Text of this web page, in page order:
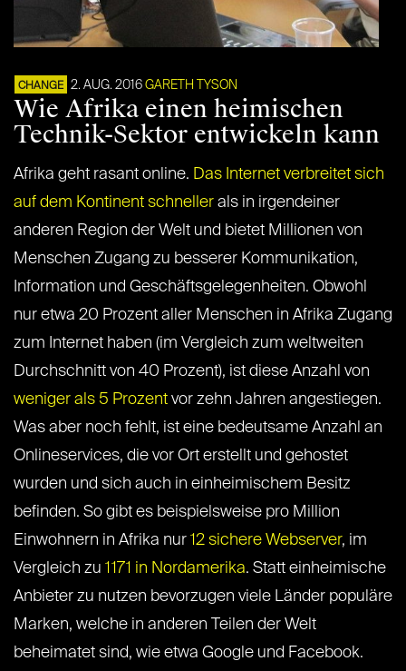
CHANGE 2. AUG. 2016 GARETH TYSON
Wie Afrika einen heimischen
Technik-Sektor entwickeln kann
Afrika geht rasant online. Das Internet verbreitet sich
auf dem Kontinent schneller als in irgendeiner
anderen Region der Welt und bietet Millionen von
Menschen Zugang zu besserer Kommunikation,
Information und Geschäftsgelegenheiten. Obwohl
nur etwa 20 Prozent aller Menschen in Afrika Zugang
zum Internet haben (im Vergleich zum weltweiten
Durchschnitt von 40 Prozent), ist diese Anzahl von
weniger als 5 Prozent vor zehn Jahren angestiegen.
Was aber noch fehlt, ist eine bedeutsame Anzahl an
Onlineservices, die vor Ort erstellt und gehostet
wurden und sich auch in einheimischem Besitz
befinden. So gibt es beispielsweise pro Million
Einwohnern in Afrika nur 12 sichere Webserver, im
Vergleich zu 1171 in Nordamerika. Statt einheimische
Anbieter zu nutzen bevorzugen viele Länder populäre
Marken, welche in anderen Teilen der Welt
beheimatet sind, wie etwa Google und Facebook.